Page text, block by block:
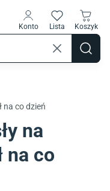
Konto Lista Koszyk
na co dzień
na
na co